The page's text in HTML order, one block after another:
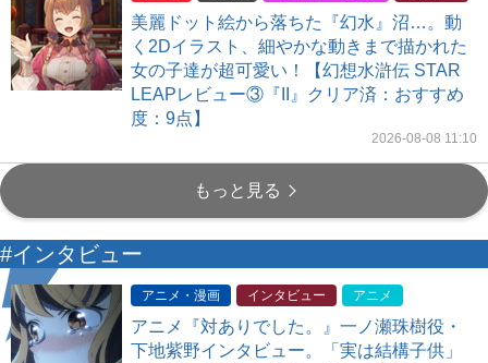
美麗ドット絵から落ちた『幻水』沼…。動
く2Dイラスト、細やかな動きまで描かれた
女の子達が超可愛い！【幻想水滸伝 STAR
LEAPレビュー③『II』クリア済：おすすめ
度：9点】
2026-08-08 11:10
もっと見る
#インタビュー
アニメ・漫画 インタビュー アニメ
アニメ『対ありでした。』一ノ瀬珠樹役・
下地紫野インタビュー。「実は結構子供」